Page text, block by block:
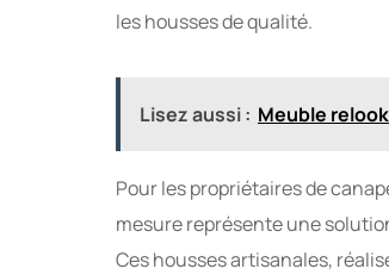
les housses de qualité.
Lisez aussi : Meuble
Pour les propriétaires de
mesure représente une
Ces housses artisanales,